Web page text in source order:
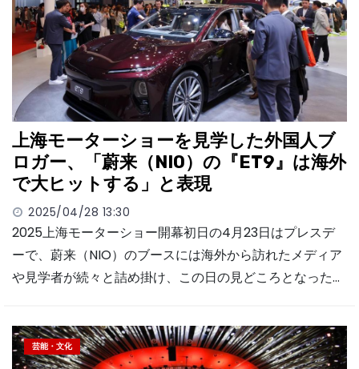
上海モーターショーを見学した外国人ブ
ロガー、「蔚来（NIO）の『ET9』は海外
で大ヒットする」と表現
2025/04/28 13:30
2025上海モーターショー開幕初日の4月23日はプレスデ
ーで、蔚来（NIO）のブースには海外から訪れたメディア
や見学者が続々と詰め掛け、この日の見どころとなった…
芸能・文化